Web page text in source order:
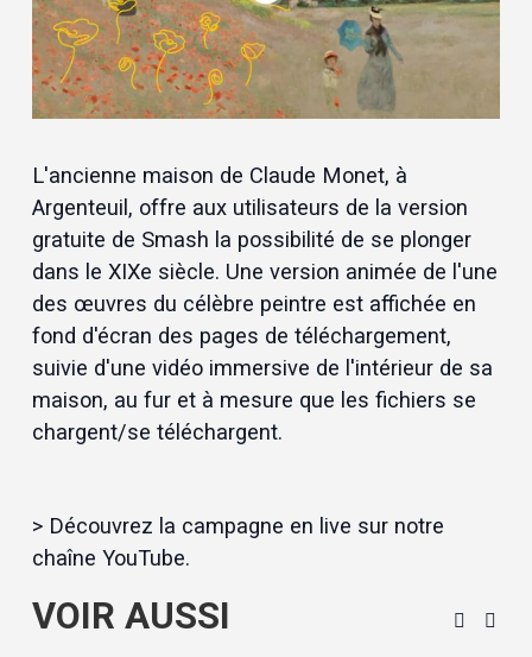
L'ancienne maison de Claude Monet, à
Argenteuil, offre aux utilisateurs de la version
gratuite de Smash la possibilité de se plonger
dans le XIXe siècle. Une version animée de l'une
des œuvres du célèbre peintre est affichée en
fond d'écran des pages de téléchargement,
suivie d'une vidéo immersive de l'intérieur de sa
maison, au fur et à mesure que les fichiers se
chargent/se téléchargent.
chaîne YouTube.
VOIR AUSSI